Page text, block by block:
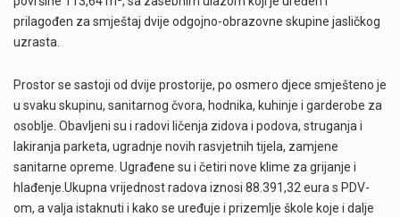
prilagođen za smještaj dvije odgojno-obrazovne skupine jasličkog
uzrasta.
Prostor se sastoji od dvije prostorije, po osmero djece smješteno je
u svaku skupinu, sanitarnog čvora, hodnika, kuhinje i garderobe za
osoblje. Obavljeni su i radovi ličenja zidova i podova, struganja i
lakiranja parketa, ugradnje novih rasvjetnih tijela, zamjene
sanitarne opreme. Ugrađene su i četiri nove klime za grijanje i
hlađenje.Ukupna vrijednost radova iznosi 88.391,32 eura s PDV-
om, a valja istaknuti i kako se uređuje i prizemlje škole koje i dalje